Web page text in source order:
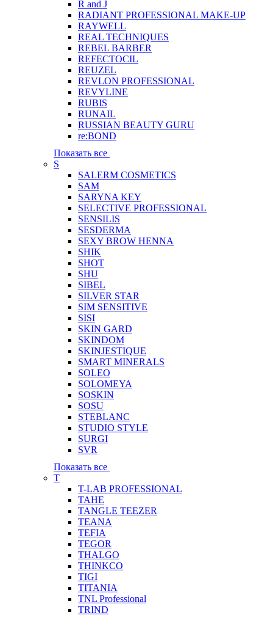
R and J
RADIANT PROFESSIONAL MAKE-UP
RAYWELL
REAL TECHNIQUES
REBEL BARBER
REFECTOCIL
REUZEL
REVLON PROFESSIONAL
REVYLINE
RUBIS
RUNAIL
RUSSIAN BEAUTY GURU
re:BOND
Показать все
S
SALERM COSMETICS
SAM
SARYNA KEY
SELECTIVE PROFESSIONAL
SENSILIS
SESDERMA
SEXY BROW HENNA
SHIK
SHOT
SHU
SIBEL
SILVER STAR
SIM SENSITIVE
SISI
SKIN GARD
SKINDOM
SKINJESTIQUE
SMART MINERALS
SOLEO
SOLOMEYA
SOSKIN
SOSU
STEBLANC
STUDIO STYLE
SURGI
SVR
Показать все
T
T-LAB PROFESSIONAL
TAHE
TANGLE TEEZER
TEANA
TEFIA
TEGOR
THALGO
THINKCO
TIGI
TITANIA
TNL Professional
TRIND